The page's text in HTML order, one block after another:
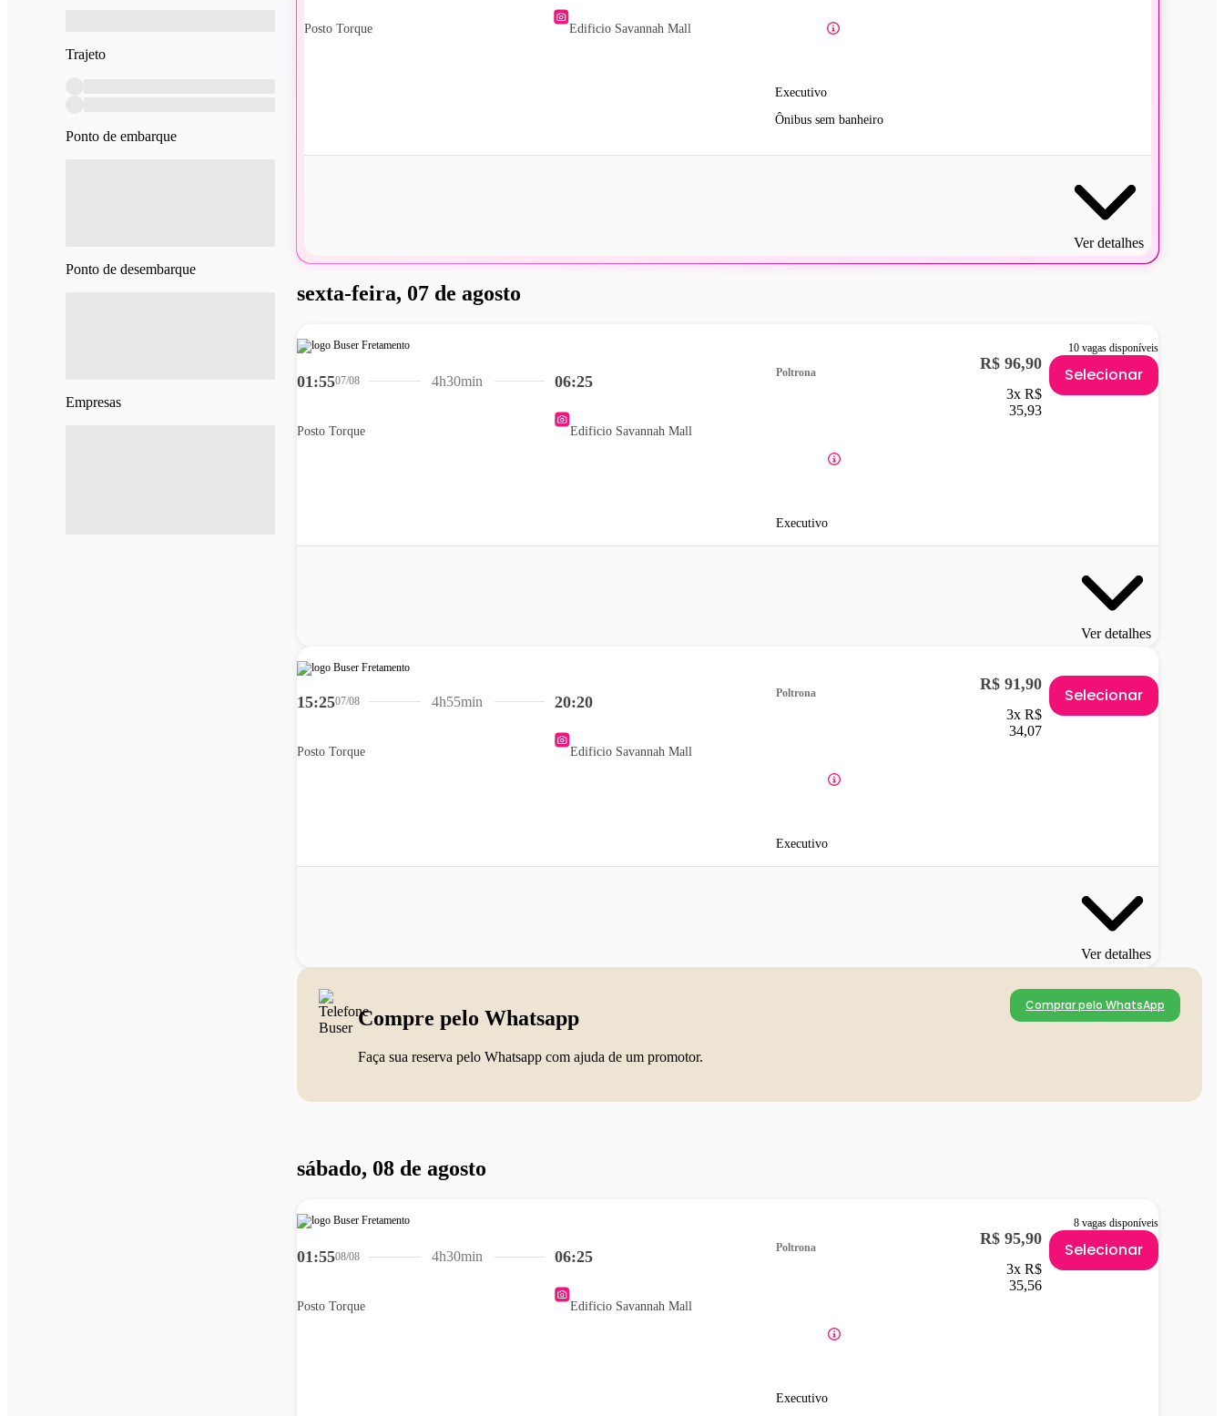
Trajeto
Ponto de embarque
Ponto de desembarque
Empresas
Posto Torque Edificio Savannah Mall
Executivo
Ônibus sem banheiro
Ver detalhes
sexta-feira, 07 de agosto
10 vagas disponíveis
01:5507/08
Posto Torque
06:25
Edificio Savannah Mall
4h30min
Poltrona
Executivo
R$ 96,90
3x R$
35,93
Selecionar
Ver detalhes
15:2507/08
Posto Torque
20:20
Edificio Savannah Mall
4h55min
Poltrona
Executivo
R$ 91,90
3x R$
34,07
Selecionar
Ver detalhes
Compre pelo Whatsapp
Faça sua reserva pelo Whatsapp com ajuda de um promotor.
Comprar pelo WhatsApp
sábado, 08 de agosto
8 vagas disponíveis
01:5508/08
Posto Torque
06:25
Edificio Savannah Mall
4h30min
Poltrona
Executivo
R$ 95,90
3x R$
35,56
Selecionar